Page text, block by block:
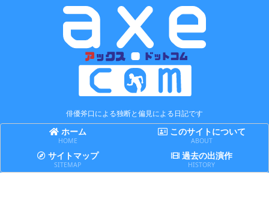
俳優斧口による独断と偏見による日記です
ホーム
HOME
このサイトについて
ABOUT
サイトマップ
SITEMAP
過去の出演作
HISTORY